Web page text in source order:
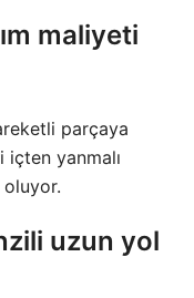
maliyeti
parçaya
yanmalı
uzun yol